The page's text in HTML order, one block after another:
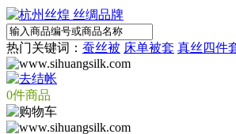
热门关键词： 蚕丝被 床单被套 真丝四件
0件商品